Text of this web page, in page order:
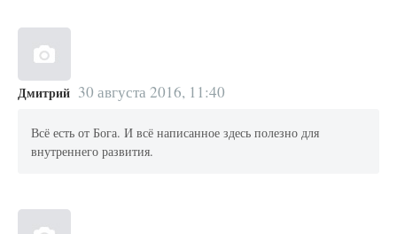
Дмитрий 30 августа 2016, 11:40
Всё есть от Бога. И всё написанное здесь полезно для
внутреннего развития.